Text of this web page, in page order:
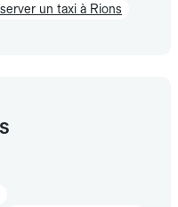
un taxi à Rions